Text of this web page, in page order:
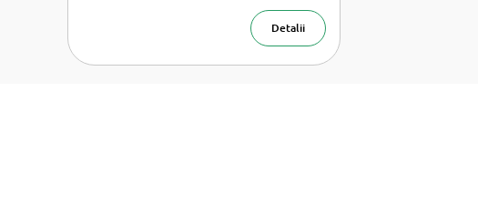
Detalii